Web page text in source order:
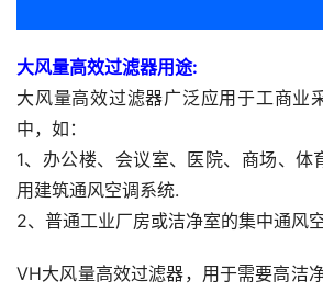
大风量高效过滤器用途:
大风量高效过滤器广泛应用于工商业
中，如：
1、办公楼、会议室、医院、商场、体
用建筑通风空调系统.
2、普通工业厂房或洁净室的集中通风
VH大风量高效过滤器，用于需要高洁